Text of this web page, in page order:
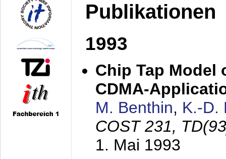
Publikationen
1993
Chip Tap Model
CDMA-
M. Benthin, K.-D.
COST 231,
1. Mai 1993